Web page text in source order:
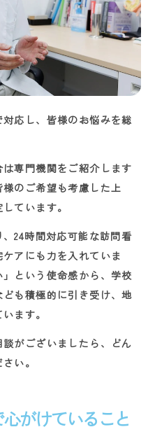
応し、皆様のお悩みを総
専門機関をご紹介します
のご希望も考慮した上
ています。
、24時間対応可能な訪問看
アにも力を入れていま
という使命感から、学校
も積極的に引き受け、地
ます。
がございましたら、どん
い。
がけていること